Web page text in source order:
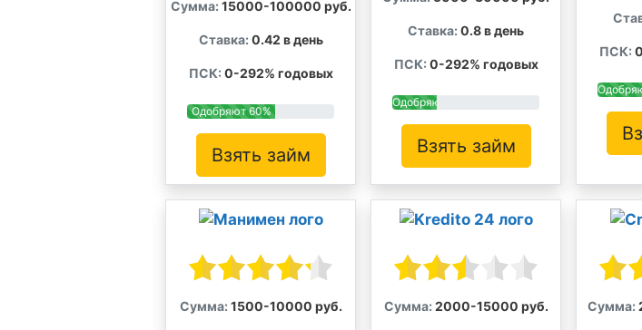
Сумма: 15000-100000 руб.
Ставка: 0.42 в день
ПСК: 0-292% годовых
Одобряют 60%
Взять займ
Ставка: 0.8 в день
ПСК: 0-292% годовых
Одобряют 30%
Взять займ
ПСК:
Сумма: 1500-10000 руб. Сумма: 2000-15000 руб. Сумма: